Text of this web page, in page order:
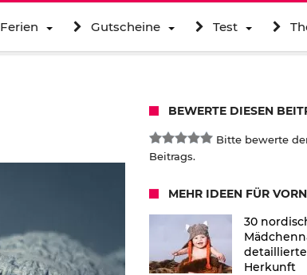
Ferien Gutscheine Test
BEWERTE DIESEN
Bitte bewerte
Beitrags.
MEHR IDEEN FÜR
30
Herkunft